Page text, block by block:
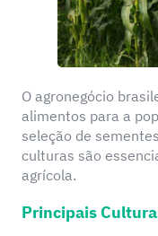
O agronegócio
alimentos para a
seleção de
culturas são
agrícola.
Principais